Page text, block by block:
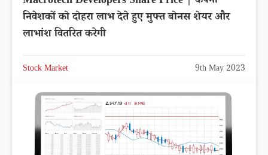
निवेशकों को दोहरा लाभ देते हुए मुफ्त बोनस शेयर और
लाभांश वितरित करेगी
Stock Market 9th May 2023